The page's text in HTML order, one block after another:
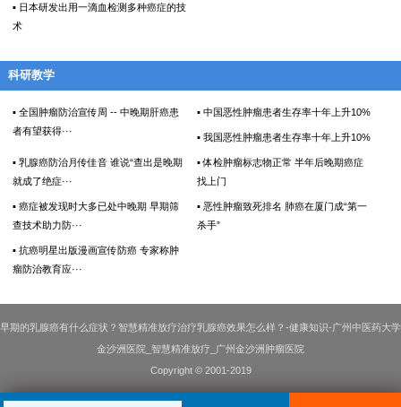
▪ 日本研发出用一滴血检测多种癌症的技
术
科研教学
▪ 全国肿瘤防治宣传周 -- 中晚期肝癌患
者有望获得···
▪ 中国恶性肿瘤患者生存率十年上升10%
▪ 我国恶性肿瘤患者生存率十年上升10%
▪ 乳腺癌防治月传佳音 谁说“查出是晚期
就成了绝症···
▪ 体检肿瘤标志物正常 半年后晚期癌症
找上门
▪ 癌症被发现时大多已处中晚期 早期筛
查技术助力防···
▪ 恶性肿瘤致死排名 肺癌在厦门成“第一
杀手”
▪ 抗癌明星出版漫画宣传防癌 专家称肿
瘤防治教育应···
早期的乳腺癌有什么症状？智慧精准放疗治疗乳腺癌效果怎么样？‍-健康知识-广州中医药大学
金沙洲医院_智慧精准放疗_广州金沙洲肿瘤医院
Copyright © 2001-2019